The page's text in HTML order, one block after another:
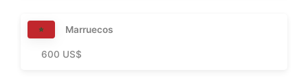
Marruecos
600 US$